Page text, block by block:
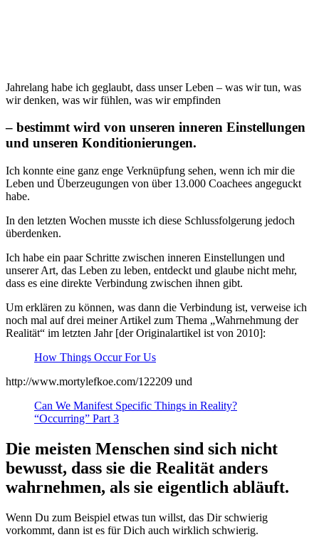
Jahrelang habe ich geglaubt, dass unser Leben – was wir tun, was
wir denken, was wir fühlen, was wir empfinden
– bestimmt wird von unseren inneren Einstellungen
und unseren Konditionierungen.
Ich konnte eine ganz enge Verknüpfung sehen, wenn ich mir die
Leben und Überzeugungen von über 13.000 Coachees angeguckt
habe.
In den letzten Wochen musste ich diese Schlussfolgerung jedoch
überdenken.
Ich habe ein paar Schritte zwischen inneren Einstellungen und
unserer Art, das Leben zu leben, entdeckt und glaube nicht mehr,
dass es eine direkte Verbindung zwischen ihnen gibt.
Um erklären zu können, was dann die Verbindung ist, verweise ich
noch mal auf drei meiner Artikel zum Thema „Wahrnehmung der
Realität“ im letzten Jahr [der Originalartikel ist von 2010]:
How Things Occur For Us
http://www.mortylefkoe.com/122209 und
Can We Manifest Specific Things in Reality?
“Occurring” Part 3
Die meisten Menschen sind sich nicht
bewusst, dass sie die Realität anders
wahrnehmen, als sie eigentlich abläuft.
Wenn Du zum Beispiel etwas tun willst, das Dir schwierig
vorkommt, dann ist es für Dich auch wirklich schwierig.